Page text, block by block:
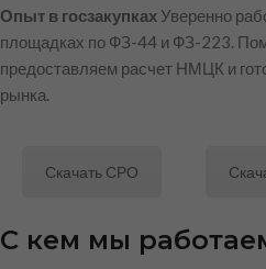
Опыт в госзакупках Уверенно
площадках по ФЗ-44 и ФЗ-223.
предоставляем расчет НМЦК и
рынка.
Скачать СРО
С кем мы